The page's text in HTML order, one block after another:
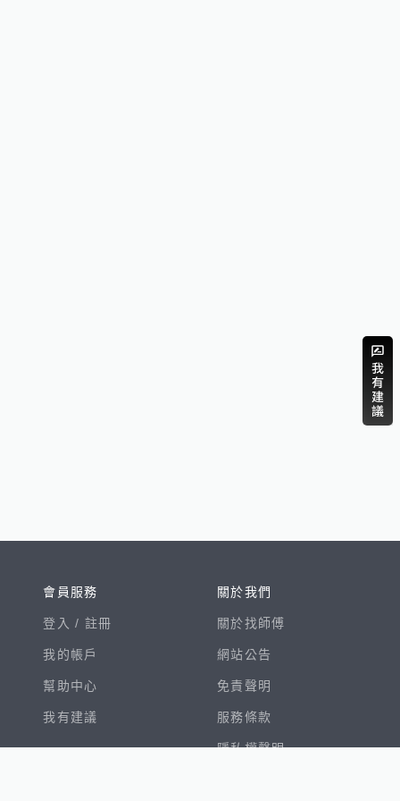
會員服務
登入 / 註冊
我的帳戶
幫助中心
我有建議
關於我們
關於找師傅
網站公告
免責聲明
服務條款
隱私權聲明